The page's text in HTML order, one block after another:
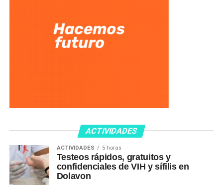
ACTIVIDADES
ACTIVIDADES 5 horas
Testeos rápidos, gratuitos y
confidenciales de VIH y sífilis en
Dolavon